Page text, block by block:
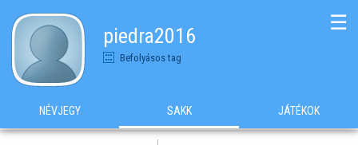
piedra2016
Befolyásos tag
☰
NÉVJEGY SAKK JÁTÉKOK